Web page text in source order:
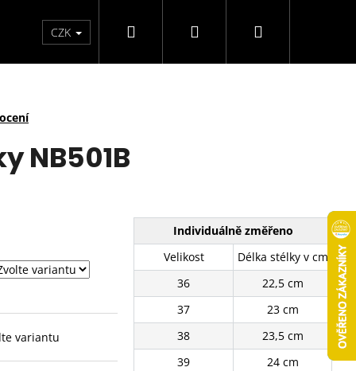
CZK Hledat PřihlášeníNákupní
NB501B
Individuálně změřeno
Velikost
Délka stélky v cm
36
22,5 cm
37
23 cm
38
23,5 cm
39
24 cm
variantu
TENISKY SJ2637-3BE